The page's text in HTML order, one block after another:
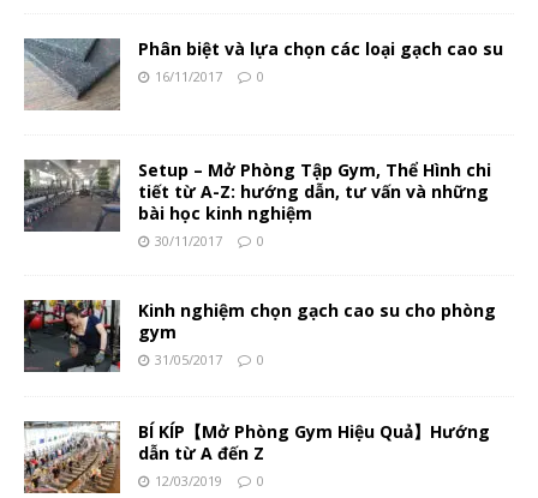
Phân biệt và lựa chọn các loại gạch cao su
16/11/2017 0
Setup – Mở Phòng Tập Gym, Thể Hình chi
tiết từ A-Z: hướng dẫn, tư vấn và những
bài học kinh nghiệm
30/11/2017 0
Kinh nghiệm chọn gạch cao su cho phòng
gym
31/05/2017 0
BÍ KÍP【Mở Phòng Gym Hiệu Quả】Hướng
dẫn từ A đến Z
12/03/2019 0